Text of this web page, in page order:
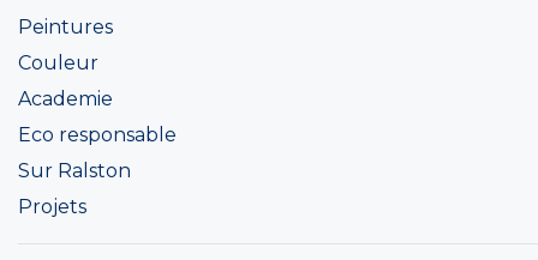
Peintures
Couleur
Academie
Eco responsable
Sur Ralston
Projets